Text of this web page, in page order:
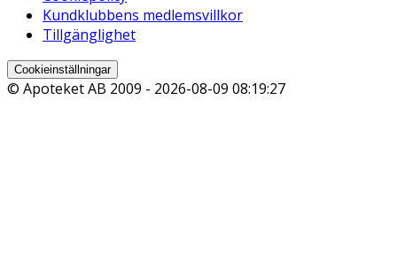
Kundklubbens medlemsvillkor
Tillgänglighet
Cookieinställningar
© Apoteket AB 2009 - 2026-08-09 08:19:27